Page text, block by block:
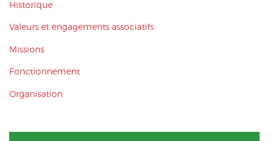
Historique
Valeurs et engagements associatifs
Missions
Fonctionnement
Organisation